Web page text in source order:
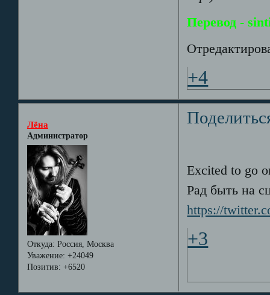
Перевод -
+4
Лёна
Администратор
Откуда: Россия, Москва
Уважение: +24049
Позитив: +6520
Excited to go
Рад быть на
https://
+3